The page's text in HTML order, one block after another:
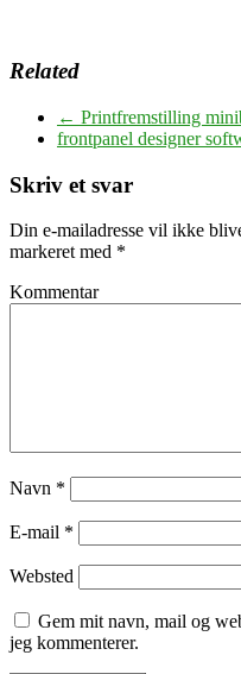
Related
← Printfremstilling
frontpanel designer
Skriv et svar
Din e-mailadresse vil ikke
markeret med *
Kommentar
Navn *
E-mail *
Websted
Gem mit navn, mail og
jeg kommenterer.